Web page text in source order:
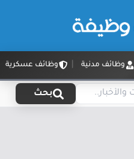
وظائف مدنية وظائف عسكرية
بحث